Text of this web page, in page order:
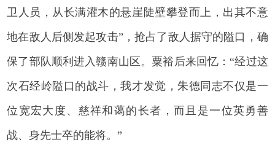
卫人员，从长满灌木的悬崖陡壁攀登而上，出其不意
地在敌人后侧发起攻击”，抢占了敌人据守的隘口，确
保了部队顺利进入赣南山区。粟裕后来回忆：“经过这
次石经岭隘口的战斗，我才发觉，朱德同志不仅是一
位宽宏大度、慈祥和蔼的长者，而且是一位英勇善
战、身先士卒的能将。”